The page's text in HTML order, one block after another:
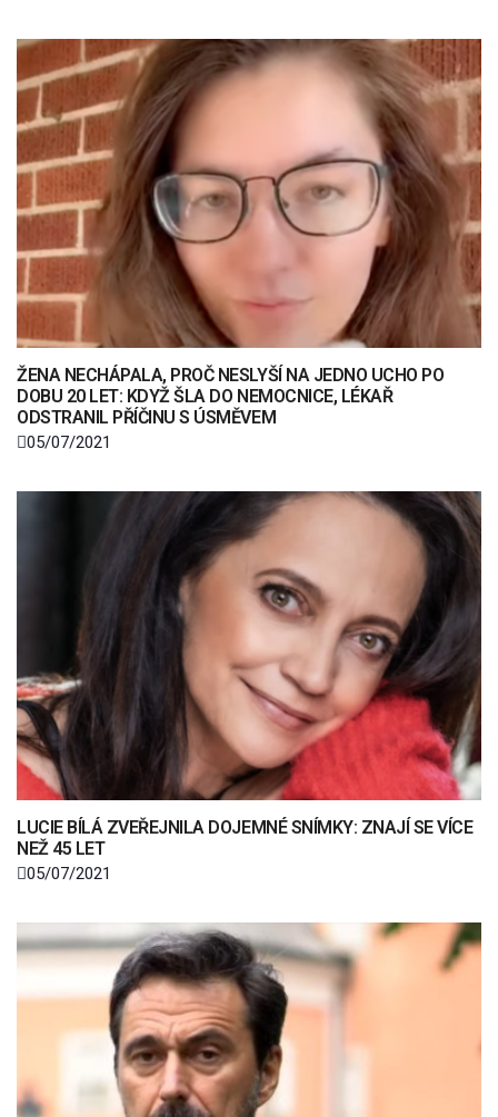
ŽENA NECHÁPALA, PROČ NESLYŠÍ NA JEDNO UCHO PO
DOBU 20 LET: KDYŽ ŠLA DO NEMOCNICE, LÉKAŘ
ODSTRANIL PŘÍČINU S ÚSMĚVEM
05/07/2021
LUCIE BÍLÁ ZVEŘEJNILA DOJEMNÉ SNÍMKY: ZNAJÍ SE VÍCE
NEŽ 45 LET
05/07/2021